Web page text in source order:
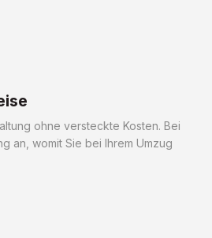
ohne versteckte Kosten. Bei
an, womit Sie bei Ihrem Umzug